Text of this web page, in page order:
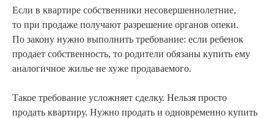
Если в квартире собственники несовершеннолетние,
то при продаже получают разрешение органов опеки.
По закону нужно выполнить требование: если ребенок
продает собственность, то родители обязаны купить ему
аналогичное жилье не хуже продаваемого.
Такое требование усложняет сделку. Нельзя просто
продать квартиру. Нужно продать и одновременно купить